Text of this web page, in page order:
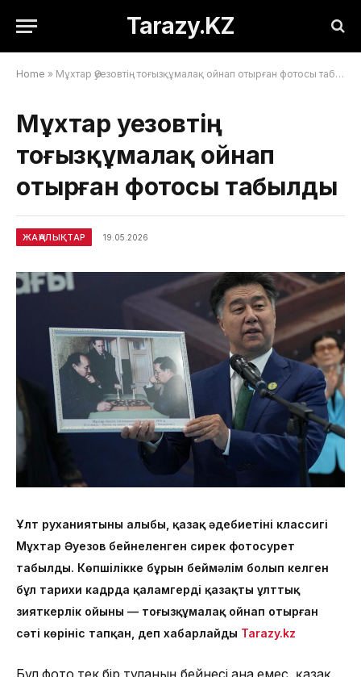
Tarazy.KZ
Home » Мұхтар Әуезовтің тоғызқұмалақ ойнап отырған фотосы табылды
Мұхтар Әуезовтің
тоғызқұмалақ ойнап
отырған фотосы табылды
ЖАҢАЛЫҚТАР 19.05.2026
Ұлт руханиятының алыбы, қазақ әдебиетінің классигі
Мұхтар Әуезов бейнеленген сирек фотосурет
табылды. Көпшілікке бұрын беймәлім болып келген
бұл тарихи кадрда қаламгердің қазақтың ұлттық
зияткерлік ойыны — тоғызқұмалақ ойнап отырған
сәті көрініс тапқан, деп хабарлайды Tarazy.kz